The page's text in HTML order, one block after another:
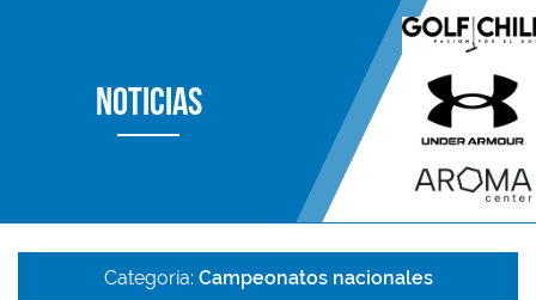
Noticias
Categoría: Campeonatos nacionales